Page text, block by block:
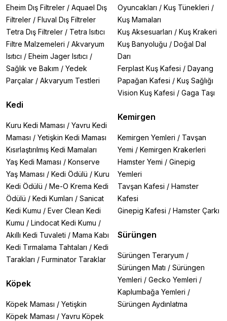
Eheim Dış Filtreler / Aquael Dış
Filtreler / Fluval Dış Filtreler
Tetra Dış Filtreler / Tetra Isıtıcı
Filtre Malzemeleri / Akvaryum
Isıtıcı / Eheim Jager Isıtıcı /
Sağlık ve Bakım / Yedek
Parçalar / Akvaryum Testleri
Kedi
Kuru Kedi Maması / Yavru Kedi
Maması / Yetişkin Kedi Maması
Kısırlaştırılmış Kedi Mamaları
Yaş Kedi Maması / Konserve
Yaş Maması / Kedi Ödülü / Kuru
Kedi Ödülü / Me-O Krema Kedi
Ödülü / Kedi Kumları / Sanicat
Kedi Kumu / Ever Clean Kedi
Kumu / Lindocat Kedi Kumu /
Akıllı Kedi Tuvaleti / Mama Kabı
Kedi Tırmalama Tahtaları / Kedi
Tarakları / Furminator Taraklar
Köpek
Köpek Maması / Yetişkin
Köpek Maması / Yavru Köpek
Oyuncakları / Kuş Tünekleri /
Kuş Mamaları
Kuş Aksesuarları / Kuş Krakeri
Kuş Banyoluğu / Doğal Dal
Darı
Ferplast Kuş Kafesi / Dayang
Papağan Kafesi / Kuş Sağlığı
Vision Kuş Kafesi / Gaga Taşı
Kemirgen
Kemirgen Yemleri / Tavşan
Yemi / Kemirgen Krakerleri
Hamster Yemi / Ginepig
Yemleri
Tavşan Kafesi / Hamster
Kafesi
Ginepig Kafesi / Hamster Çarkı
Sürüngen
Sürüngen Teraryum /
Sürüngen Matı / Sürüngen
Yemleri / Gecko Yemleri /
Kaplumbağa Yemleri /
Sürüngen Aydınlatma